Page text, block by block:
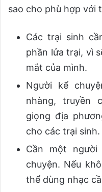
sao cho phù hợp với
Các trại sinh
phần lửa trại, vì
mắt của mình.
Người kể
nhàng, truyền
giọng địa
cho các trại sinh.
Cần một
chuyện. Nếu
thể dùng nhạc